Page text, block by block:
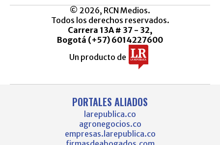
© 2026, RCN Medios.
Todos los derechos reservados.
Carrera 13A # 37 - 32,
Bogotá (+57) 6014227600
Un producto de
PORTALES ALIADOS
larepublica.co
agronegocios.co
empresas.larepublica.co